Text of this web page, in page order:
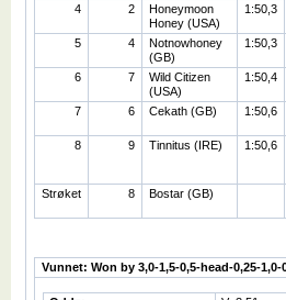
4 2
Honeymoon
Honey (USA)
1:50,3
5
4
Notnowhoney
(GB)
1:50,3
6
7
Wild Citizen
(USA)
1:50,4
7
6 Cekath (GB) 1:50,6
8
9 Tinnitus (IRE) 1:50,6
Strøket 8 Bostar (GB)
Vunnet: Won by 3,0-1,5-0,5-head-0,25-1,0-